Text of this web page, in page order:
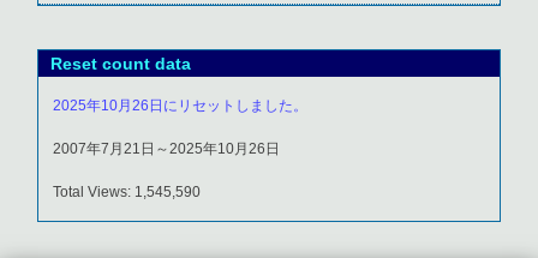
Reset count data
2025年10月26日にリセットしました。
2007年7月21日～2025年10月26日
Total Views: 1,545,590